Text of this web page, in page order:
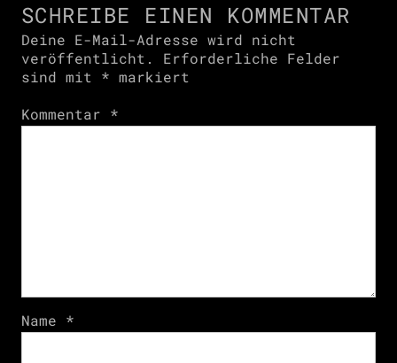
SCHREIBE EINEN KOMMENTAR
Deine E-Mail-Adresse wird nicht
veröffentlicht.
Erforderliche Felder
sind mit * markiert
Kommentar *
Name *